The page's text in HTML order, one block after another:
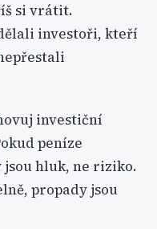
si vrátit.
investoři, kteří
investiční
peníze
jsou hluk, ne riziko.
propady jsou